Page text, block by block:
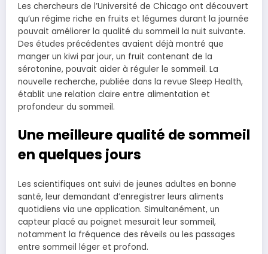
Les chercheurs de l’Université de Chicago ont découvert
qu’un régime riche en fruits et légumes durant la journée
pouvait améliorer la qualité du sommeil la nuit suivante.
Des études précédentes avaient déjà montré que
manger un kiwi par jour, un fruit contenant de la
sérotonine, pouvait aider à réguler le sommeil. La
nouvelle recherche, publiée dans la revue Sleep Health,
établit une relation claire entre alimentation et
profondeur du sommeil.
Une meilleure qualité de sommeil
en quelques jours
Les scientifiques ont suivi de jeunes adultes en bonne
santé, leur demandant d’enregistrer leurs aliments
quotidiens via une application. Simultanément, un
capteur placé au poignet mesurait leur sommeil,
notamment la fréquence des réveils ou les passages
entre sommeil léger et profond.